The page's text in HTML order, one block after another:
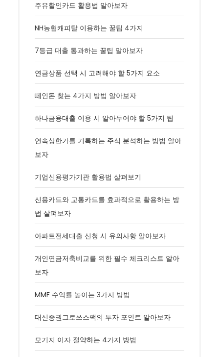
주유할인카드 활용법 알아보자
NH농협캐피탈 이용하는 꿀팁 4가지
7등급 대출 통과하는 꿀팁 알아보자
연금상품 선택 시 고려해야 할 5가지 요소
떼인돈 찾는 4가지 방법 알아보자
하나금융대출 이용 시 알아두어야 할 5가지 팁
연속상한가를 기록하는 주식 분석하는 방법 알아
보자
기업신용평가기관 활용법 살펴보기
신용카드와 교통카드를 효과적으로 활용하는 방
법 살펴보자
아파트전세대출 신청 시 유의사항 알아보자
개인연금저축비교를 위한 필수 체크리스트 알아
보자
MMF 수익률 높이는 3가지 방법
대신증권그로쓰스팩의 투자 포인트 알아보자
모기지 이자 절약하는 4가지 방법